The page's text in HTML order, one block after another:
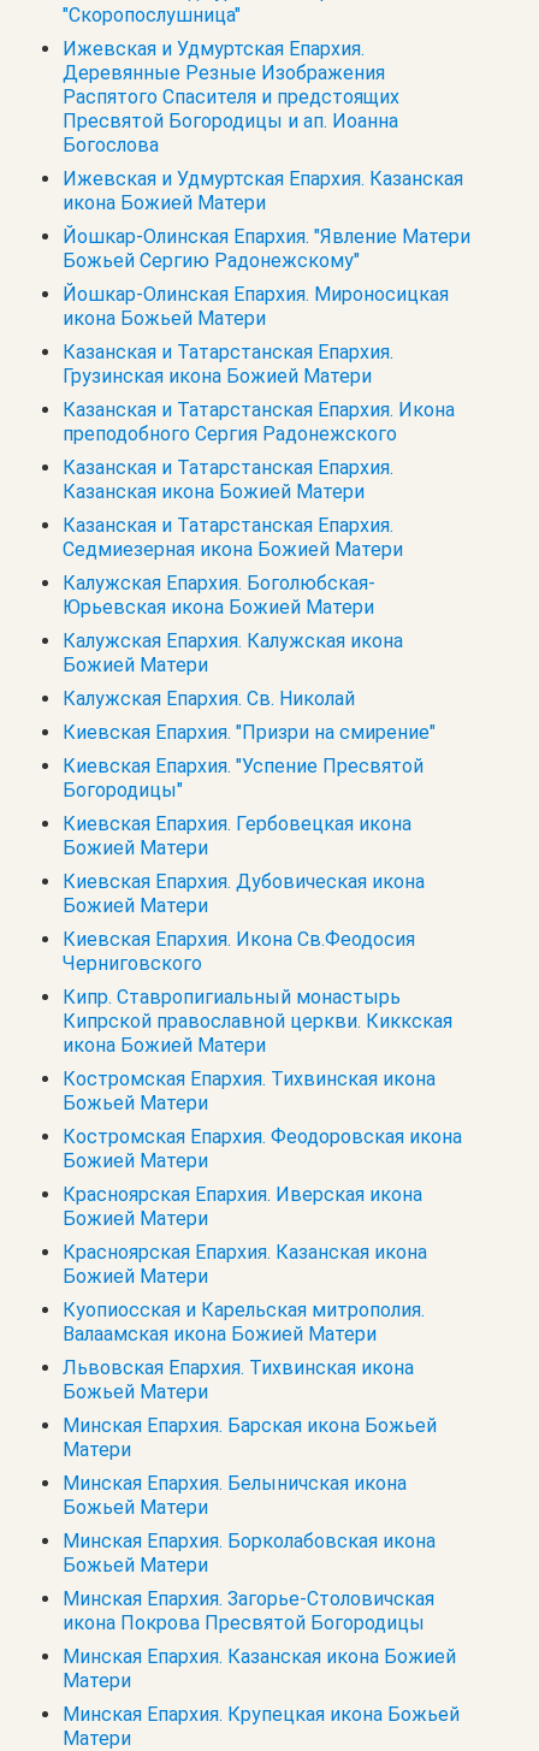
"Скоропослушница"
Ижевская и Удмуртская Епархия.
Деревянные Резные Изображения
Распятого Спасителя и предстоящих
Пресвятой Богородицы и ап. Иоанна
Богослова
Ижевская и Удмуртская Епархия. Казанская
икона Божией Матери
Йошкар-Олинская Епархия. "Явление Матери
Божьей Сергию Радонежскому"
Йошкар-Олинская Епархия. Мироносицкая
икона Божьей Матери
Казанская и Татарстанская Епархия.
Грузинская икона Божией Матери
Казанская и Татарстанская Епархия. Икона
преподобного Сергия Радонежского
Казанская и Татарстанская Епархия.
Казанская икона Божией Матери
Казанская и Татарстанская Епархия.
Седмиезерная икона Божией Матери
Калужская Епархия. Боголюбская-
Юрьевская икона Божией Матери
Калужская Епархия. Калужская икона
Божией Матери
Калужская Епархия. Св. Николай
Киевская Епархия. "Призри на смирение"
Киевская Епархия. "Успение Пресвятой
Богородицы"
Киевская Епархия. Гербовецкая икона
Божией Матери
Киевская Епархия. Дубовическая икона
Божией Матери
Киевская Епархия. Икона Св.Феодосия
Черниговского
Кипр. Cтавропигиальный монастырь
Кипрской православной церкви. Киккская
икона Божией Матери
Костромская Епархия. Тихвинская икона
Божьей Матери
Костромская Епархия. Феодоровская икона
Божией Матери
Красноярская Епархия. Иверская икона
Божией Матери
Красноярская Епархия. Казанская икона
Божией Матери
Куопиосская и Карельская митрополия.
Валаамская икона Божией Матери
Львовская Епархия. Тихвинская икона
Божьей Матери
Минская Епархия. Барская икона Божьей
Матери
Минская Епархия. Белыничская икона
Божьей Матери
Минская Епархия. Борколабовская икона
Божьей Матери
Минская Епархия. Загорье-Столовичская
икона Покрова Пресвятой Богородицы
Минская Епархия. Казанская икона Божией
Матери
Минская Епархия. Крупецкая икона Божьей
Матери